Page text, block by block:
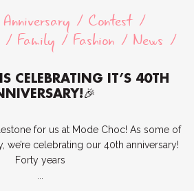
Anniversary
Contest
Family Fashion News
CELEBRATING IT’S 40TH
for us at Mode Choc! As some of
we’re celebrating our 40th anniversary!
Forty years